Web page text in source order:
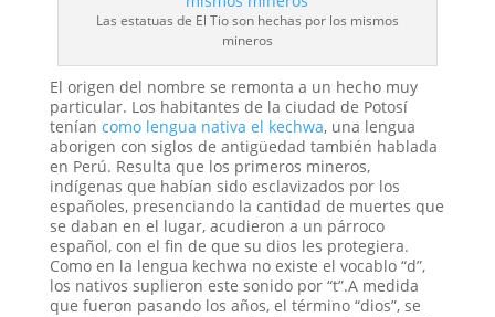
Las estatuas de El Tio son hechas por los mismos
mineros
El origen del nombre se remonta a un hecho muy
particular. Los habitantes de la ciudad de Potosí
tenían como lengua nativa el kechwa, una lengua
aborigen con siglos de antigüedad también hablada
en Perú. Resulta que los primeros mineros,
indígenas que habían sido esclavizados por los
españoles, presenciando la cantidad de muertes que
se daban en el lugar, acudieron a un párroco
español, con el fin de que su dios les protegiera.
Como en la lengua kechwa no existe el vocablo “d”,
los nativos suplieron este sonido por “t”.A medida
que fueron pasando los años, el término “dios”, se